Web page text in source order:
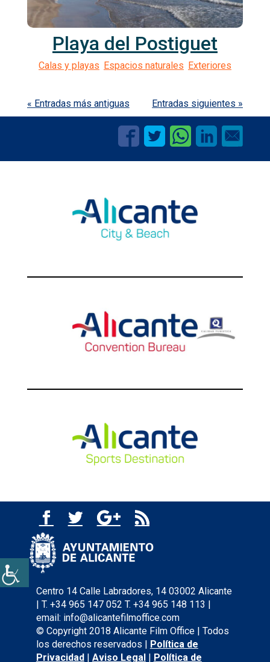
Playa del Postiguet
« Entradas más antiguas Entradas siguientes »
Centro 14 Calle Labradores, 14 03002 Alicante
| T. +34 965 147 052 T. +34 965 148 113 |
email: info@alicantefilmoffice.com
© Copyright 2018 Alicante Film Office | Todos
los derechos reservados | Política de
Privacidad| Aviso Legal| Política de